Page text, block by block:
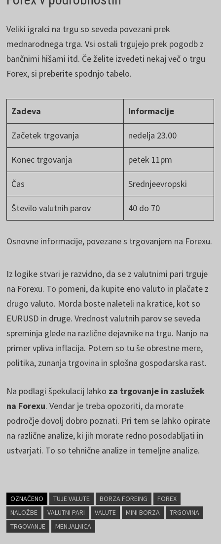
Veliki igralci na trgu so seveda povezani prek
mednarodnega trga. Vsi ostali trgujejo prek pogodb z
bančnimi hišami itd. Če želite izvedeti nekaj več o trgu
Forex, si preberite spodnjo tabelo.
Zadeva Informacije
Začetek trgovanja nedelja 23.00
Konec trgovanja petek 11pm
Čas Srednjeevropski
Število valutnih parov 40 do 70
Osnovne informacije, povezane s trgovanjem na Forexu.
Iz logike stvari je razvidno, da se z valutnimi pari trguje
na Forexu. To pomeni, da kupite eno valuto in plačate z
drugo valuto. Morda boste naleteli na kratice, kot so
EURUSD in druge. Vrednost valutnih parov se seveda
spreminja glede na različne dejavnike na trgu. Nanjo na
primer vpliva inflacija. Potem so tu še obrestne mere,
politika, zunanja trgovina in splošna gospodarska rast.
Na podlagi špekulacij lahko za trgovanje in zaslužek
na Forexu. Vendar je treba opozoriti, da morate
področje dovolj dobro poznati. Pri tem se lahko opirate
na različne analize, ki jih morate redno posodabljati in
ustvarjati. To so tehnične analize in temeljne analize.
OZNAČENO TUJE VALUTE BORZA FOREING
FOREX
NALOŽBE
VALUTNI PARI VALUTE MINI BORZA
TRGOVINA
TRGOVANJE
MENJALNICA